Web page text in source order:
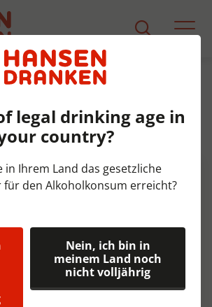
Detail
Witte Enig Echt Fust
legal drinking age in
country?
in Ihrem Land das gesetzliche
den Alkoholkonsum erreicht?
Nein, ich bin in
meinem Land noch
nicht volljährig